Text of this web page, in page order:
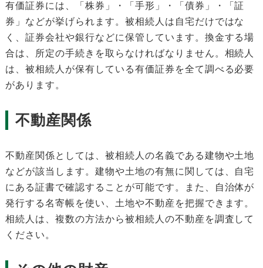
有価証券には、「株券」・「手形」・「債券」・「証
券」などが挙げられます。被相続人は自宅だけではな
く、証券会社や銀行などに保管しています。換金する場
合は、所定の手続きを取らなければなりません。相続人
は、被相続人が保有している有価証券を全て調べる必要
があります。
不動産関係
不動産関係としては、被相続人の名義である建物や土地
などが該当します。建物や土地の有無に関しては、自宅
にある証書で確認することが可能です。また、自治体が
発行する名寄帳を使い、土地や不動産を把握できます。
相続人は、複数の方法から被相続人の不動産を調査して
ください。